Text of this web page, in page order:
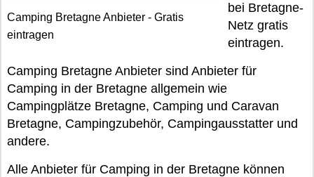
Camping Bretagne Anbieter - Gratis
eintragen
bei Bretagne-
Netz gratis
eintragen.
Camping Bretagne Anbieter sind Anbieter für
Camping in der Bretagne allgemein wie
Campingplätze Bretagne, Camping und Caravan
Bretagne, Campingzubehör, Campingausstatter und
andere.
Alle Anbieter für Camping in der Bretagne können